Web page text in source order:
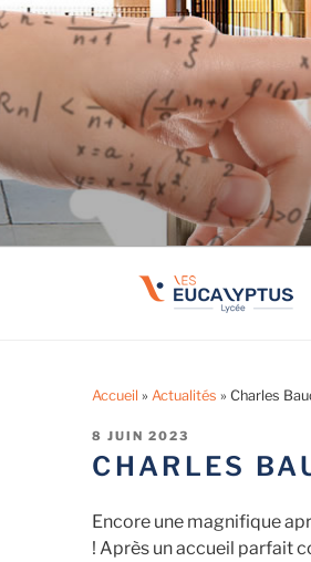
Aller
principal
LYCÉE
Tout savoir sur le lycée
Accueil »Actualités »Charles
PUBLIÉ
LE
8 JUIN 2023
CHARLES
Encore une magnifique
! Après un accueil parfait